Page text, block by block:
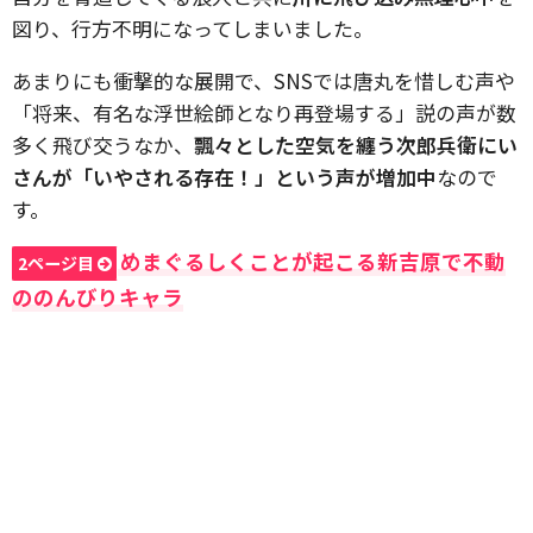
図り、行方不明になってしまいました。
あまりにも衝撃的な展開で、SNSでは唐丸を惜しむ声や
「将来、有名な浮世絵師となり再登場する」説の声が数
多く飛び交うなか、 飄々とした空気を纏う次郎兵衛にい
さんが「いやされる存在！」という声が増加中なので
す。
2ページ目
めまぐるしくことが起こる新吉原で不動
ののんびりキャラ